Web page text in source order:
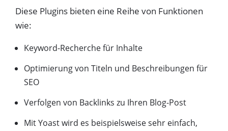
Diese Plugins bieten eine Reihe von Funktionen
wie:
Keyword-Recherche für Inhalte
Optimierung von Titeln und Beschreibungen für
SEO
Verfolgen von Backlinks zu Ihren Blog-Post
Mit Yoast wird es beispielsweise sehr einfach,